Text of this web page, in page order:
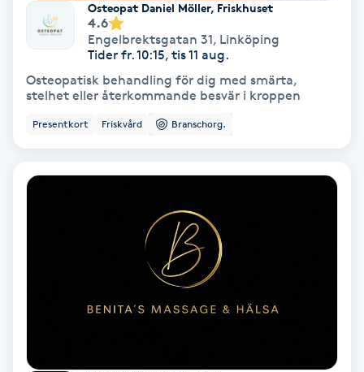
Katun fransar
Kemisk peeling
Osteopat Daniel Möller, Friskhuset
4.6
Engelbrektsgatan 31, Linköping
Tider fr. 10:15, tis 11 aug.
Osteopatisk behandling för dig med smärta,
stelhet eller återkommande besvär i kroppen
Presentkort Friskvård Branschorg.